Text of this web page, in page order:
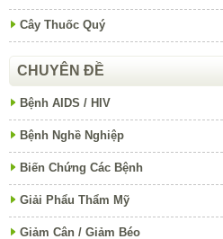
Cây Thuốc Quý
CHUYÊN ĐỀ
Bệnh AIDS / HIV
Bệnh Nghề Nghiệp
Biến Chứng Các Bệnh
Giải Phẩu Thẩm Mỹ
Giảm Cân / Giảm Béo